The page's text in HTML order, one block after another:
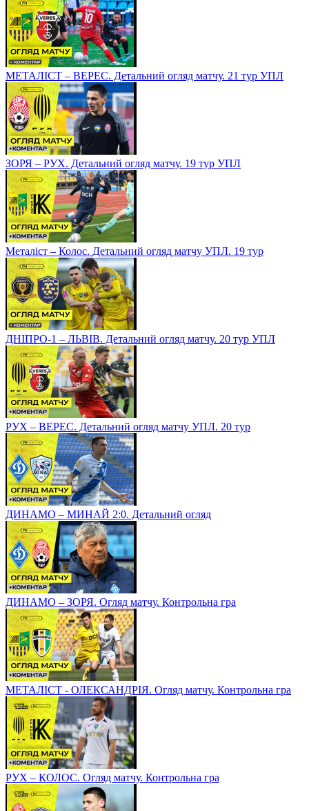
МЕТАЛІСТ – ВЕРЕС. Детальний огляд матчу. 21 тур УПЛ
ЗОРЯ – РУХ. Детальний огляд матчу. 19 тур УПЛ
Металіст – Колос. Детальний огляд матчу УПЛ. 19 тур
ДНІПРО-1 – ЛЬВІВ. Детальний огляд матчу. 20 тур УПЛ
РУХ – ВЕРЕС. Детальний огляд матчу УПЛ. 20 тур
ДИНАМО – МИНАЙ 2:0. Детальний огляд
ДИНАМО – ЗОРЯ. Огляд матчу. Контрольна гра
МЕТАЛІСТ - ОЛЕКСАНДРІЯ. Огляд матчу. Контрольна гра
РУХ – КОЛОС. Огляд матчу. Контрольна гра